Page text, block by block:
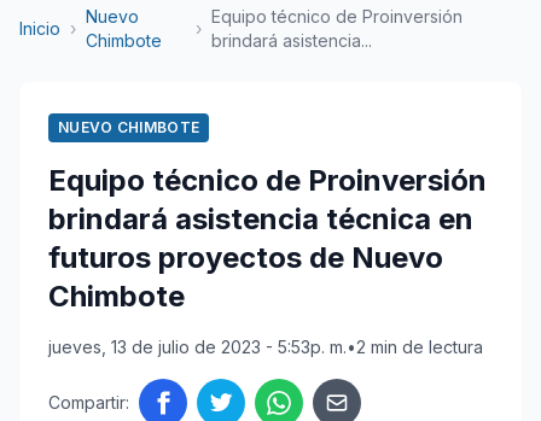
Inicio ›
Nuevo
Chimbote
›
Equipo técnico de Proinversión
brindará asistencia...
NUEVO CHIMBOTE
Equipo técnico de Proinversión
brindará asistencia técnica en
futuros proyectos de Nuevo
Chimbote
jueves, 13 de julio de 2023 - 5:53p. m.•2 min de lectura
Compartir: